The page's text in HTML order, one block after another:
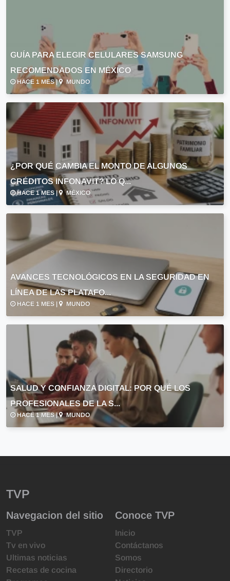
GUÍA PARA ELEGIR CELULARES SAMSUNG
RECOMENDADOS EN MÉXICO
HACE 1 MES | MUNDO
¿POR QUÉ CAMBIA EL MONTO DE ALGUNOS
CRÉDITOS INFONAVIT? LO Q...
HACE 1 MES | MÉXICO
AVANCES TECNOLÓGICOS EN LA SEGURIDAD EN
LÍNEA DE LAS PLATAFO...
HACE 1 MES | MUNDO
SALUD Y CONFIANZA DIGITAL: POR QUÉ LOS
PROFESIONALES DE LA S...
HACE 1 MES | MUNDO
TVP
Navegacion del sitio
TVP
Tv en vivo
Ultimas noticias
Recetas de cocina
Conoce TVP
Inicio
Contáctanos
Somos
Directorio